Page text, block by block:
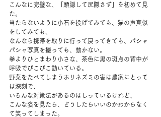
こんなに完璧な、「頭隠して尻隠さず」を初めて見
た。
当たらないように小石を投げてみても、猫の声真似
をしてみても、
なんなら携帯を取りに行って戻ってきても、パシャ
パシャ写真を撮っても、動かない。
拳よりひとまわり小さな、茶色に黒の斑点の背中が
呼吸でぴこぴこ動いている。
野菜をたべてしまうホリネズミの害は農家にとって
は深刻で、
いろんな対策法があるのはしっているけれど、
こんな姿を見たら、どうしたらいいのかわからなく
て笑ってしまった。